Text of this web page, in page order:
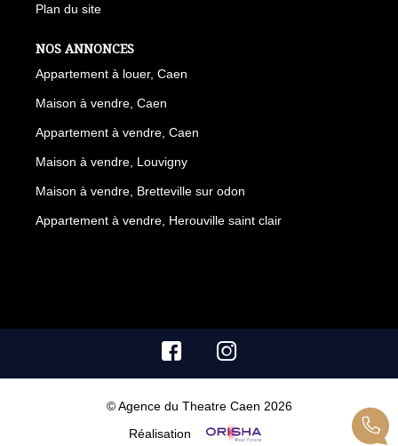
Plan du site
NOS ANNONCES
Appartement à louer, Caen
Maison à vendre, Caen
Appartement à vendre, Caen
Maison à vendre, Louvigny
Maison à vendre, Bretteville sur odon
Appartement à vendre, Herouville saint clair
© Agence du Theatre Caen 2026
Réalisation